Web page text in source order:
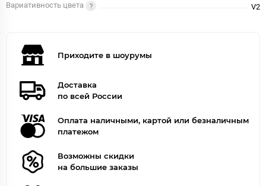
Вариативность цвета
V2
Приходите в шоурумы
Доставка
по всей России
Оплата наличными, картой или безналичным
платежом
Возможны скидки
на большие заказы